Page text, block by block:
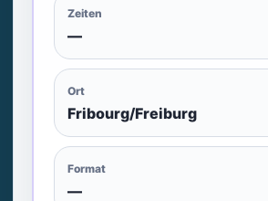
Zeiten
—
Ort
Fribourg/Freiburg
Format
—